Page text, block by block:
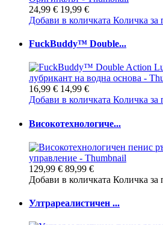
24,99 € 19,99 €
Добави в количката Количка за
FuckBuddy™ Double...
16,99 € 14,99 €
Добави в количката Количка за
Високотехнологиче...
129,99 € 89,99 €
Добави в количката Количка за
Ултрареалистичен ...